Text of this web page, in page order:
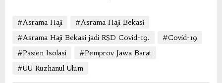
#Asrama Haji
#Asrama Haji Bekasi
#Asrama Haji Bekasi jadi RSD Covid-19.
#Covid-19
#Pasien Isolasi
#Pemprov Jawa Barat
#UU Ruzhanul Ulum